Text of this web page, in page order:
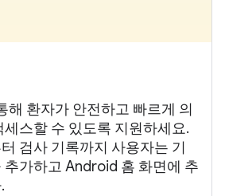
해 환자가 안전하고 빠르게 의
스할 수 있도록 지원하세요.
검사 기록까지 사용자는 기
추가하고 Android 홈 화면에 추